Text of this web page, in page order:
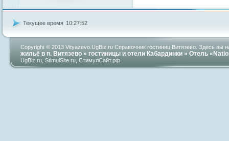
Текущее время 10:27:53
Copyright © 2013 Vityazevo.UgBiz.ru Справочник гостиниц Витязево. Здесь вы
жильё в п. Витязево » гостиницы и отели Кабардинки » Отель
UgBiz.ru StimulSite.ru СтимулСайт.рф